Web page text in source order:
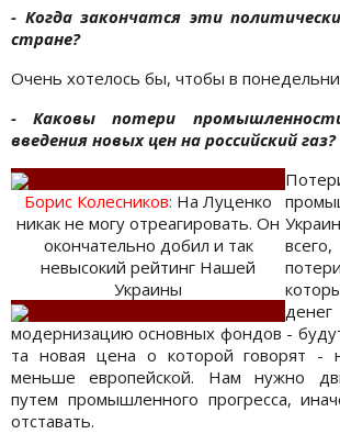
- Когда закончатся эти
стране?
Очень хотелось бы, чтобы в
- Каковы потери
введения новых цен на российский газ?
Борис Колесникoв: На Луценко
никак не могу отреагировать. Он
окончательно добил и так
невысокий рейтинг Нашей
Украины
модернизацию основных фондов -
та новая цена о которой говорят -
меньше европейской. Нам нужно
путем промышленного прогресса,
отставать.